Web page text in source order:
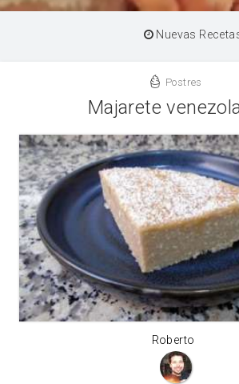
Nuevas
Postres
Majarete
Roberto